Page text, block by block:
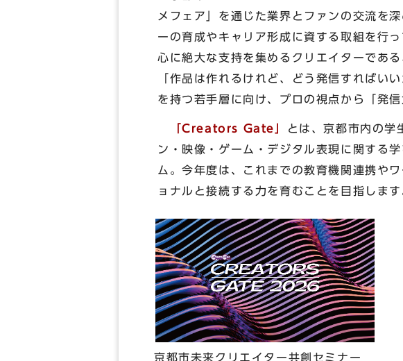
メフェア」を通じた業界とファンの交流を
ーの育成やキャリア形成に資する取組を行
心に絶大な支持を集めるクリエイターであ
「作品は作れるけれど、どう発信すればい
を持つ若手層に向け、プロの視点から「発
「Creators Gate」
とは、京都市内の学
ン・映像・ゲーム・デジタル表現に関する
ム。今年度は、これまでの教育機関連携や
ョナルと接続する力を育むことを目指します
京都市未来クリエイター共創セミナー